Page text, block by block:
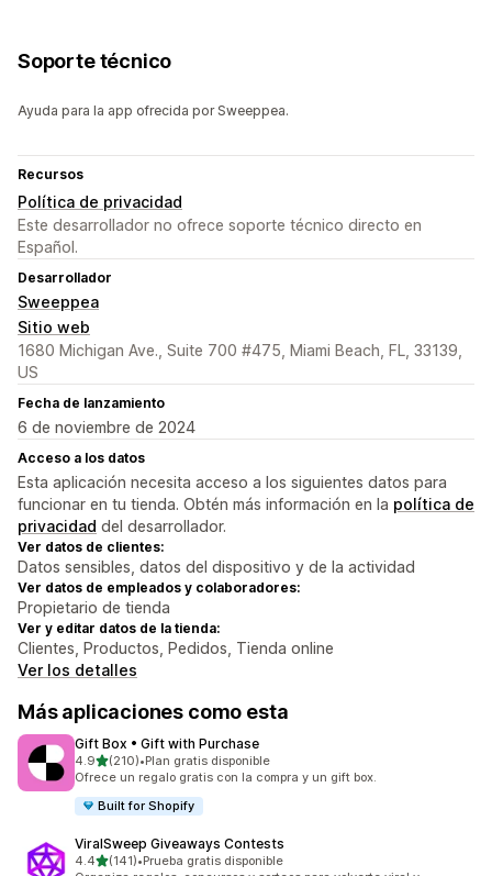
Soporte técnico
Ayuda para la app ofrecida por Sweeppea.
Recursos
Política de privacidad
Este desarrollador no ofrece soporte técnico directo en
Español.
Desarrollador
Sweeppea
Sitio web
1680 Michigan Ave., Suite 700 #475, Miami Beach, FL, 33139,
US
Fecha de lanzamiento
6 de noviembre de 2024
Acceso a los datos
Esta aplicación necesita acceso a los siguientes datos para
funcionar en tu tienda. Obtén más información en la política de
privacidad del desarrollador.
Ver datos de clientes:
Datos sensibles, datos del dispositivo y de la actividad
Ver datos de empleados y colaboradores:
Propietario de tienda
Ver y editar datos de la tienda:
Clientes, Productos, Pedidos, Tienda online
Ver los detalles
Más aplicaciones como esta
Gift Box • Gift with Purchase
4.9de 5 estrellas
(210)
210 reseñas en total
•Plan gratis disponible
Ofrece un regalo gratis con la compra y un gift box.
Built for Shopify
ViralSweep Giveaways Contests
4.4de 5 estrellas
(141)
141 reseñas en total
•Prueba gratis disponible